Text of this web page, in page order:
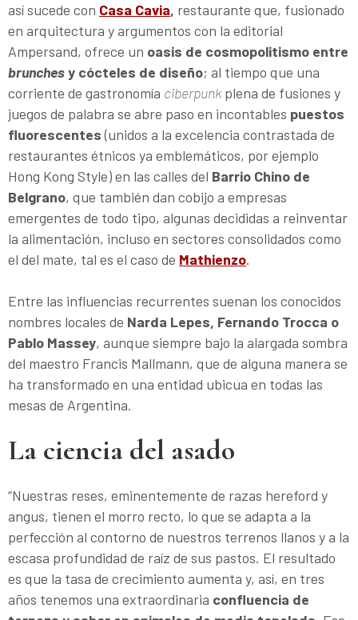
así sucede con Casa Cavia, restaurante que, fusionado
en arquitectura y argumentos con la editorial
Ampersand, ofrece un oasis de cosmopolitismo entre
brunchesy cócteles de diseño; al tiempo que una
corriente de gastronomía ciberpunk plena de fusiones y
juegos de palabra se abre paso en incontables puestos
fluorescentes(unidos a la excelencia contrastada de
restaurantes étnicos ya emblemáticos, por ejemplo
Hong Kong Style) en las calles del Barrio Chino de
Belgrano, que también dan cobijo a empresas
emergentes de todo tipo, algunas decididas a reinventar
la alimentación, incluso en sectores consolidados como
el del mate, tal es el caso de Mathienzo.
Entre las influencias recurrentes suenan los conocidos
nombres locales de Narda Lepes, Fernando Trocca o
Pablo Massey, aunque siempre bajo la alargada sombra
del maestro Francis Mallmann, que de alguna manera se
ha transformado en una entidad ubicua en todas las
mesas de Argentina.
La ciencia del asado
“Nuestras reses, eminentemente de razas hereford y
angus, tienen el morro recto, lo que se adapta a la
perfección al contorno de nuestros terrenos llanos y a la
escasa profundidad de raíz de sus pastos. El resultado
es que la tasa de crecimiento aumenta y, así, en tres
años tenemos una extraordinaria confluencia de